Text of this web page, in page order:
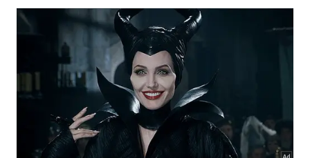
Como fazer a aplicação correta do
produto?
O momento da aplicação exige atenção especial
para cobrir perfeitamente toda a superfície afetada
pelas manchas de água. Utilizar os instrumentos
adequados garante que o produto penetre nas